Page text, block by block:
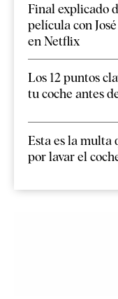
Final explicado
película con
en Netflix
Los 12 puntos
tu coche antes
Esta es la multa
por lavar el